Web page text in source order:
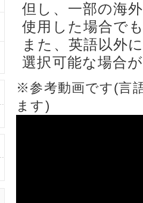
但し、一部の海
使用した場合で
また、英語以外
選択可能な場合
※参考動画です(言
ます)